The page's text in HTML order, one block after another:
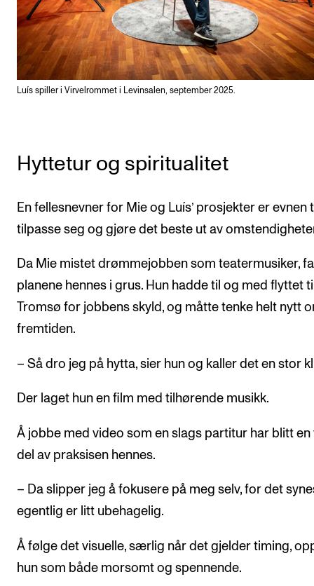
Luís spiller i Virvelrommet i Levinsalen, september 2025.
Hyttetur og spiritualitet
En fellesnevner for Mie og Luís’ prosjekter er evnen
tilpasse seg og gjøre det beste ut av
Da Mie mistet drømmejobben som teatermusiker,
planene hennes i grus. Hun hadde til og med flyttet
Tromsø for jobbens skyld, og måtte tenke helt nytt
fremtiden.
– Så dro jeg på hytta, sier hun og kaller det en stor
Der laget hun en film med tilhørende musikk.
Å jobbe med video som en slags partitur har blitt en
del av praksisen hennes.
– Da slipper jeg å fokusere på meg selv, for det
egentlig er litt ubehagelig.
Å følge det visuelle, særlig når det gjelder timing,
hun som både morsomt og spennende.